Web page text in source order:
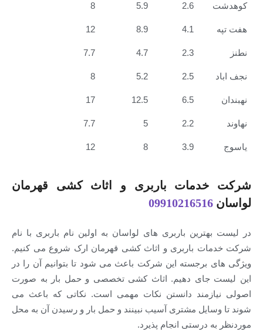
2.6
5.9
8
4.1
8.9
12
2.3
4.7
7.7
2.5
5.2
8
6.5
12.5
17
2.2
5
3.9
8
12
باربری و اثاث کشی قهرمان
09910216516
باربری های لواسان به اولین نام باربری با نام
باربری و اثاث کشی قهرمان ارک شروع می کنیم.
برجسته این شرکت باعث می شود تا بتوانیم آن را در
جای دهیم. اثاث کشی تخصصی و حمل بار به صورت
دانستن نکات مهمی است. نکاتی که باعث می
مشتری آسیب نبینند و حمل بار و رسیدن آن به محل
درستی انجام پذیرد.